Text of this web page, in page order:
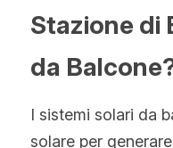
Stazione di
da
I sistemi solari da
solare per